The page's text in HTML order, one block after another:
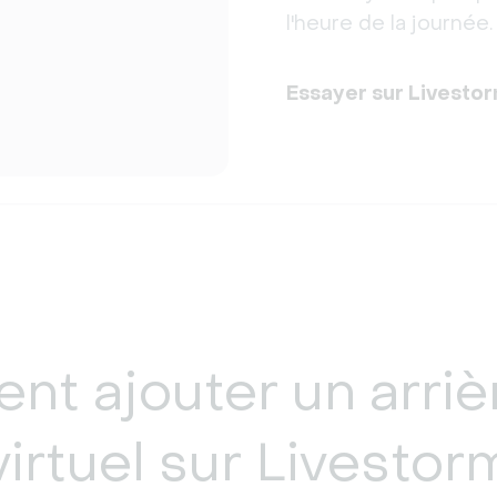
l'heure de la journée.
Essayer sur
ajouter un
sur